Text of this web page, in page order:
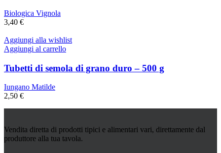
Biologica Vignola
3,40 €
Aggiungi alla wishlist
Aggiungi al carrello
Tubetti di semola di grano duro – 500 g
Iungano Matilde
2,50 €
Vendita diretta di prodotti tipici e alimentari vari, direttamente dal
produttore alla tua tavola.